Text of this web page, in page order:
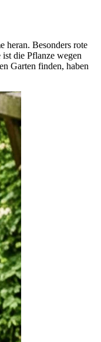
heran. Besonders rote
die Pflanze wegen
Garten finden, haben